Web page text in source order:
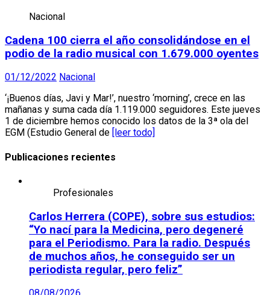
Nacional
Cadena 100 cierra el año consolidándose en el
podio de la radio musical con 1.679.000 oyentes
01/12/2022 Nacional
‘¡Buenos días, Javi y Mar!’, nuestro ‘morning’, crece en las
mañanas y suma cada día 1.119.000 seguidores. Este jueves
1 de diciembre hemos conocido los datos de la 3ª ola del
EGM (Estudio General de
[leer todo]
Publicaciones recientes
Profesionales
Carlos Herrera (COPE), sobre sus estudios:
“Yo nací para la Medicina, pero degeneré
para el Periodismo. Para la radio. Después
de muchos años, he conseguido ser un
periodista regular, pero feliz”